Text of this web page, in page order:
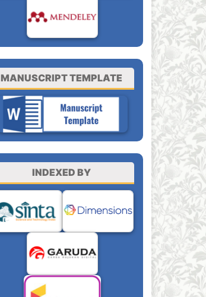
MANUSCRIPT TEMPLATE
INDEXED BY